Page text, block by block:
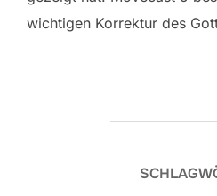
wichtigen Korrektur des